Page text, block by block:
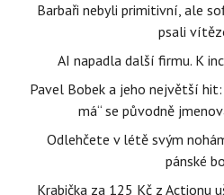
Barbaři nebyli primitivní, ale
psali
AI napadla další firmu. K
Pavel Bobek a jeho největší hit:
má“ se původně
Odlehčete v létě svým
pánské
Krabička za 125 Kč z Actionu